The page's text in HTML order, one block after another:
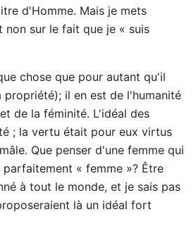
d'Homme. Mais je mets
non sur le fait que je « suis
chose que pour autant qu'il
il en est de l'humanité
de la féminité. L'idéal des
; la vertu était pour eux virtus
Que penser d'une femme qui
« femme »? Être
à tout le monde, et je sais pas
là un idéal fort